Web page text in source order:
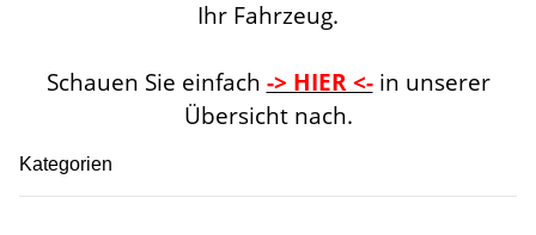
Ihr Fahrzeug.
Schauen Sie einfach -> HIER <-in unserer
Übersicht nach.
Kategorien